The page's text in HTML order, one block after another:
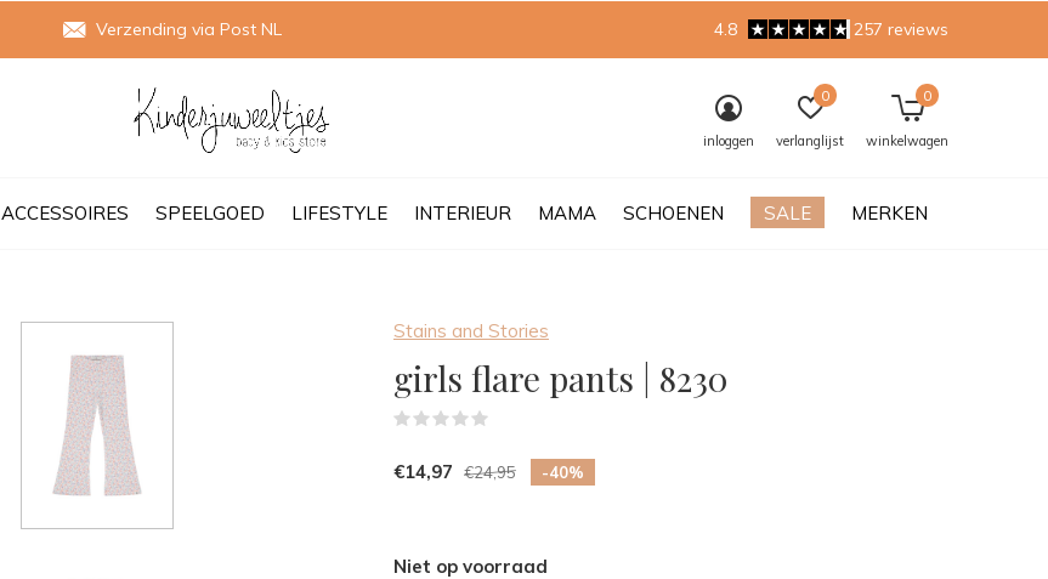
ACCESSOIRES SPEELGOED LIFESTYLE INTERIEUR MAMA SCHOENEN SALE MERKEN
inloggen verlanglijst
0
winkelwagen
0
Verzending via Post NL 4.8 257 reviews
Stains and Stories
girls flare pants | 8230
€14,97 €24,95 -40%
Niet op voorraad